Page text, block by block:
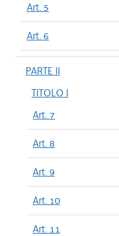
Art. 5
Art. 6
PARTE II
TITOLO I
Art. 7
Art. 8
Art. 9
Art. 10
Art. 11